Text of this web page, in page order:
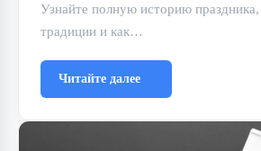
Узнайте полную историю праздника,
традиции и как…
Читайте далее